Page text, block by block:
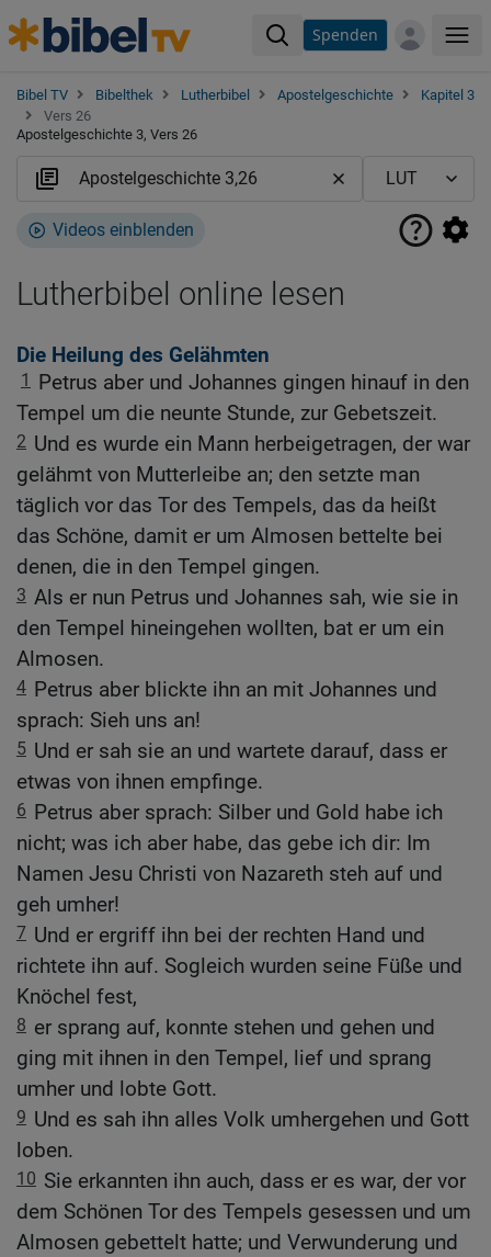
Spenden
Bibel TV Bibelthek Lutherbibel Apostelgeschichte
Kapitel 3
Vers 26
Apostelgeschichte 3, Vers 26
Videos einblenden
Lutherbibel online lesen
Die Heilung des Gelähmten
1
Petrus aber und Johannes gingen hinauf in den
Tempel um die neunte Stunde, zur Gebetszeit.
2 Und es wurde ein Mann herbeigetragen, der war
gelähmt von Mutterleibe an; den setzte man
täglich vor das Tor des Tempels, das da heißt
das Schöne, damit er um Almosen bettelte bei
denen, die in den Tempel gingen.
3 Als er nun Petrus und Johannes sah, wie sie in
den Tempel hineingehen wollten, bat er um ein
Almosen.
4 Petrus aber blickte ihn an mit Johannes und
sprach: Sieh uns an!
5 Und er sah sie an und wartete darauf, dass er
etwas von ihnen empfinge.
6 Petrus aber sprach: Silber und Gold habe ich
nicht; was ich aber habe, das gebe ich dir: Im
Namen Jesu Christi von Nazareth steh auf und
geh umher!
7 Und er ergriff ihn bei der rechten Hand und
richtete ihn auf. Sogleich wurden seine Füße und
Knöchel fest,
8 er sprang auf, konnte stehen und gehen und
ging mit ihnen in den Tempel, lief und sprang
umher und lobte Gott.
9 Und es sah ihn alles Volk umhergehen und Gott
loben.
10 Sie erkannten ihn auch, dass er es war, der vor
dem Schönen Tor des Tempels gesessen und um
Almosen gebettelt hatte; und Verwunderung und